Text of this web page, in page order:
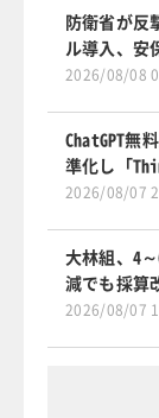
防衛省が反
ル導入、安
2026/08/08
ChatGPT無
準化し「
2026/08/07
大林組、4
減でも採算
2026/08/07